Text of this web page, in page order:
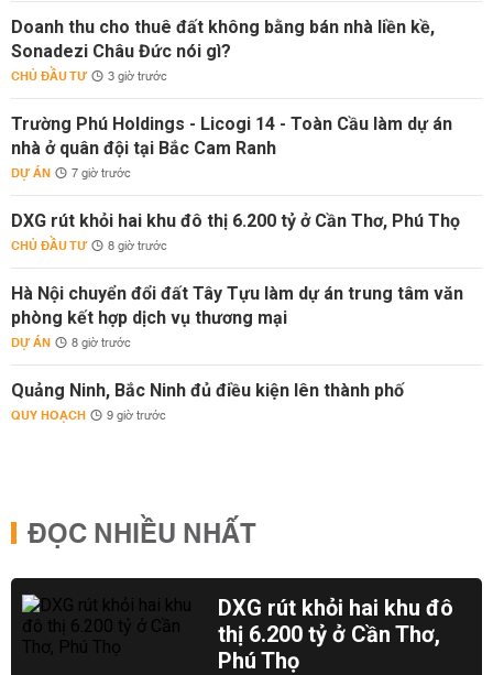
Doanh thu cho thuê đất không bằng bán nhà liền kề,
Sonadezi Châu Đức nói gì?
CHỦ ĐẦU TƯ 3 giờ trước
Trường Phú Holdings - Licogi 14 - Toàn Cầu làm dự án
nhà ở quân đội tại Bắc Cam Ranh
DỰ ÁN 7 giờ trước
DXG rút khỏi hai khu đô thị 6.200 tỷ ở Cần Thơ, Phú Thọ
CHỦ ĐẦU TƯ 8 giờ trước
Hà Nội chuyển đổi đất Tây Tựu làm dự án trung tâm văn
phòng kết hợp dịch vụ thương mại
DỰ ÁN 8 giờ trước
Quảng Ninh, Bắc Ninh đủ điều kiện lên thành phố
QUY HOẠCH 9 giờ trước
ĐỌC NHIỀU NHẤT
DXG rút khỏi hai khu đô
thị 6.200 tỷ ở Cần Thơ,
Phú Thọ